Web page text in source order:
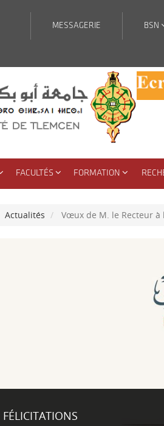
BSN
MESSAGERIE
FACULTÉS FORMATION
Actualités Vœux de M. le Recteur à
FÉLICITATIONS